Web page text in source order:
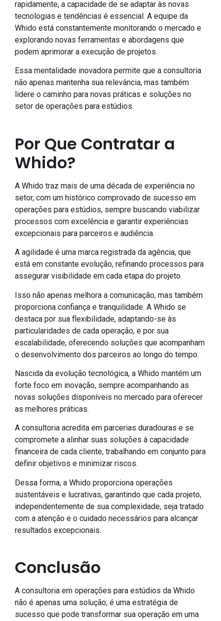
rapidamente, a capacidade de se adaptar às novas
tecnologias e tendências é essencial. A equipe da
Whido está constantemente monitorando o mercado e
explorando novas ferramentas e abordagens que
podem aprimorar a execução de projetos.
Essa mentalidade inovadora permite que a consultoria
não apenas mantenha sua relevância, mas também
lidere o caminho para novas práticas e soluções no
setor de operações para estúdios.
Por Que Contratar a
Whido?
A Whido traz mais de uma década de experiência no
setor, com um histórico comprovado de sucesso em
operações para estúdios, sempre buscando viabilizar
processos com excelência e garantir experiências
excepcionais para parceiros e audiência.
A agilidade é uma marca registrada da agência, que
está em constante evolução, refinando processos para
assegurar visibilidade em cada etapa do projeto.
Isso não apenas melhora a comunicação, mas também
proporciona confiança e tranquilidade. A Whido se
destaca por sua flexibilidade, adaptando-se às
particularidades de cada operação, e por sua
escalabilidade, oferecendo soluções que acompanham
o desenvolvimento dos parceiros ao longo do tempo.
Nascida da evolução tecnológica, a Whido mantém um
forte foco em inovação, sempre acompanhando as
novas soluções disponíveis no mercado para oferecer
as melhores práticas.
A consultoria acredita em parcerias duradouras e se
compromete a alinhar suas soluções à capacidade
financeira de cada cliente, trabalhando em conjunto para
definir objetivos e minimizar riscos.
Dessa forma, a Whido proporciona operações
sustentáveis e lucrativas, garantindo que cada projeto,
independentemente de sua complexidade, seja tratado
com a atenção e o cuidado necessários para alcançar
resultados excepcionais.
Conclusão
A consultoria em operações para estúdios da Whido
não é apenas uma solução; é uma estratégia de
sucesso que pode transformar sua operação em uma